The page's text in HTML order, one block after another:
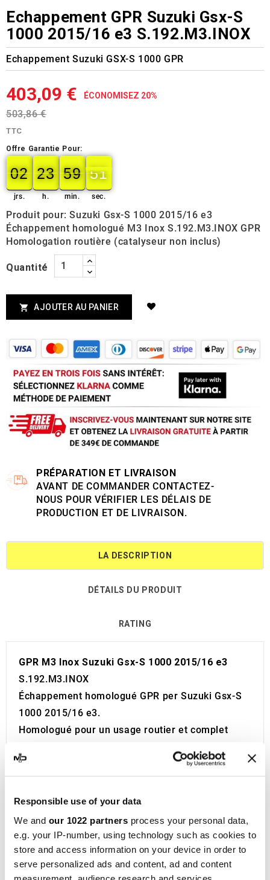
Responsible use of your data
We and our 1022 partners process your personal data,
e.g. your IP-number, using technology such as cookies to
store and access information on your device in order to
serve personalized ads and content, ad and content
Echappement GPR Suzuki Gsx-S
1000 2015/16 e3 S.192.M3.INOX
Echappement Suzuki GSX-S 1000 GPR
403,09 € ÉCONOMISEZ 20%
503,86 €
TTC
Offre Garantie Pour:
02
02
00
jrs.
23
23
00
h.
59
59
00
min.
49
50
sec.
Produit pour: Suzuki Gsx-S 1000 2015/16 e3
Échappement homologué M3 Inox S.192.M3.INOX GPR
Homologation routière (catalyseur non inclus)
Quantité
 AJOUTER AU PANIER
PRÉPARATION ET LIVRAISON
AVANT DE COMMANDER CONTACTEZ-
NOUS POUR VÉRIFIER LES DÉLAIS DE
PRODUCTION ET DE LIVRAISON.
LA DESCRIPTION
DÉTAILS DU PRODUIT
RATING
GPR M3 Inox Suzuki Gsx-S 1000 2015/16 e3
S.192.M3.INOX
Échappement homologué GPR per Suzuki Gsx-S
1000 2015/16 e3.
Homologué pour un usage routier et complet
moto. Code d'approbation visible.
L'échappement est équipé d'un Db Killer.
Produit développé et fabriqué en Italie.
Garantie 2 ans.
GPR, un acteur majeur dans la fabrication de
silencieux et de collecteurs pour motos, est basé